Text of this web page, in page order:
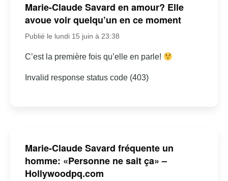
Marie-Claude Savard en amour? Elle
avoue voir quelqu’un en ce moment
Publié le lundi 15 juin à 23:38
C’est la première fois qu’elle en parle!
Invalid response status code (403)
Marie-Claude Savard fréquente un
homme: «Personne ne sait ça» –
Hollywoodpq.com